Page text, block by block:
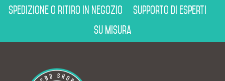
Spedizione o ritiro in negozio
Supporto di esperti
Su misura